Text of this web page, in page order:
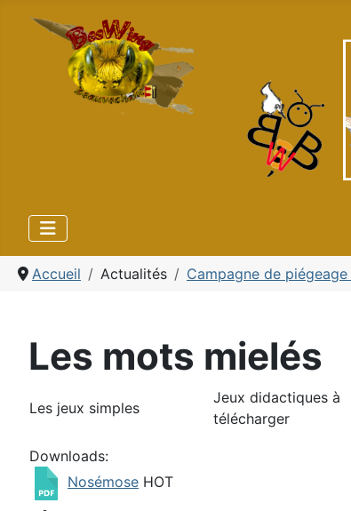
Accueil Actualités Campagne de
Les mots mielés
Les jeux simples
Jeux didactiques à
télécharger
Downloads:
Nosémose HOT